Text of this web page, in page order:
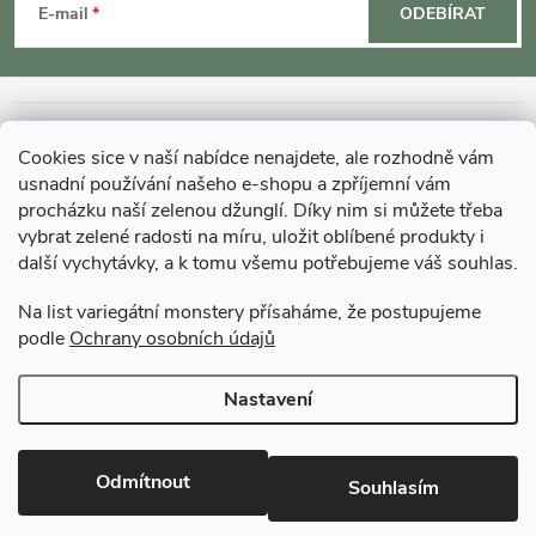
Cookies sice v naší nabídce nenajdete, ale rozhodně vám
usnadní používání našeho e-shopu a zpříjemní vám
procházku naší zelenou džunglí. Díky nim si můžete třeba
vybrat zelené radosti na míru, uložit oblíbené produkty i
další vychytávky, a k tomu všemu potřebujeme váš souhlas.
Na list variegátní monstery přísaháme, že postupujeme
podle Ochrany osobních údajů
Nastavení
Odmítnout Souhlasím
p
a
E-mail ODEBÍRAT
MOHLO BY VÁS ZAJÍMAT
O GARDNERS
Gardners Design - Projekt, realizace a údržba zahrad a interiérů
Copyright 2026Gardners-eshop.cz. Všechna práva vyhrazena.Upravit
nastavení cookies